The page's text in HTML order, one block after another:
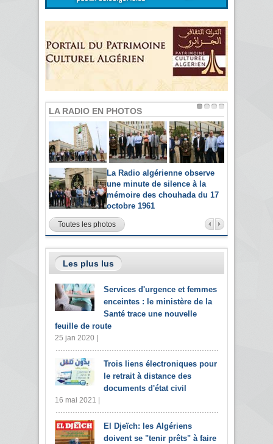
LA RADIO EN PHOTOS
La Radio algérienne observe
une minute de silence à la
mémoire des chouhada du 17
octobre 1961
Toutes les photos
Les plus lus
Services d'urgence et femmes
enceintes : le ministère de la
Santé trace une nouvelle
feuille de route
25 jan 2020 |
Trois liens électroniques pour
le retrait à distance des
documents d'état civil
16 mai 2021 |
El Djeïch: les Algériens
doivent se "tenir prêts" à faire